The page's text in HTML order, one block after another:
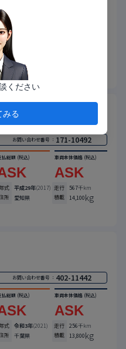
払総額
式
所 大阪府
グ
お問い合わせ番号 ： 171-10492
払総額 (税込) 車両本体価格 (税込)
ASK
式 平成29年(2017) 走行 567千km
積載
14,100kg
所 愛知県
お問い合わせ番号 ： 402-11442
払総額 (税込) 車両本体価格 (税込)
ASK
式 令和3年(2021) 走行 256千km
積載
13,800kg
所 千葉県
ください
る